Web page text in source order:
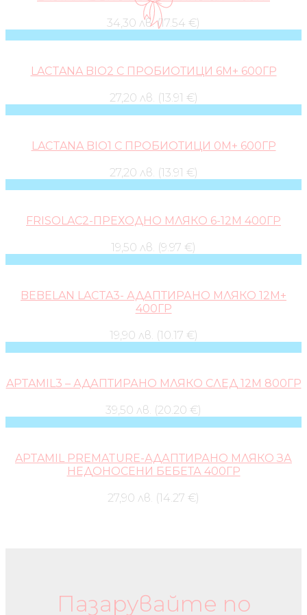
34,30 лв. (17.54 €)
LACTANA BIO2 С ПРОБИОТИЦИ 6М+ 600ГР
27,20 лв. (13.91 €)
LACTANA BIO1 С ПРОБИОТИЦИ 0М+ 600ГР
27,20 лв. (13.91 €)
FRISOLAC2-ПРЕХОДНО МЛЯКО 6-12М 400ГР
19,50 лв. (9.97 €)
BEBELAN LACTA3- АДАПТИРАНО МЛЯКО 12М+
400ГР
19,90 лв. (10.17 €)
APTAMIL3 – АДАПТИРАНО МЛЯКО СЛЕД 12М 800ГР
39,50 лв. (20.20 €)
APTAMIL PREMATURE-АДАПТИРАНО МЛЯКО ЗА
НЕДОНОСЕНИ БЕБЕТА 400ГР
27,90 лв. (14.27 €)
Пазарувайте по